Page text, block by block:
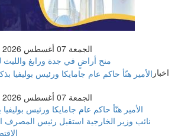
الجمعة 07 أغسطس 2026 03:12 صباحاً
منح أراضٍ في جدة ورابغ والليث لـ 2418
اخبار
الجمعة 07 أغسطس 2026 03:56 صباحاً
الأمير هنّأ حاكم عام جامايكا ورئيس